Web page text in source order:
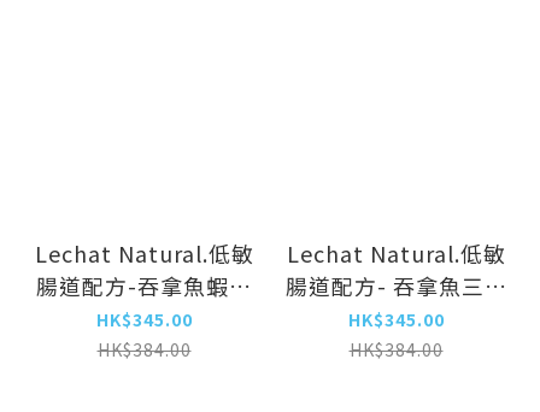
Lechat Natural.低敏
腸道配方-吞拿魚蝦貓
罐 80g (LE-6620)
X24
HK$345.00
HK$384.00
Lechat Natural.低敏
腸道配方- 吞拿魚三文
貓罐 80g (LC-6613)
X24
HK$345.00
HK$384.00